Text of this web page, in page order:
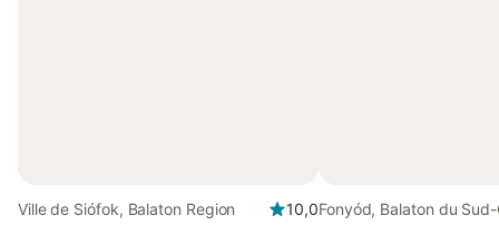
Ville de Siófok, Balaton Region
10,0Fonyód, Balaton du